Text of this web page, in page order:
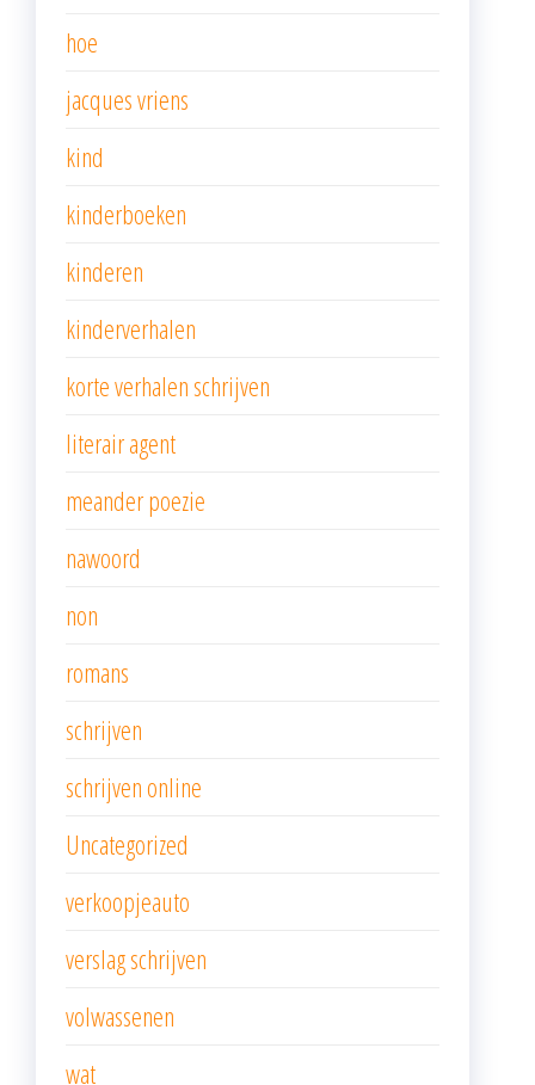
hoe
jacques vriens
kind
kinderboeken
kinderen
kinderverhalen
korte verhalen schrijven
literair agent
meander poezie
nawoord
non
romans
schrijven
schrijven online
Uncategorized
verkoopjeauto
verslag schrijven
volwassenen
wat